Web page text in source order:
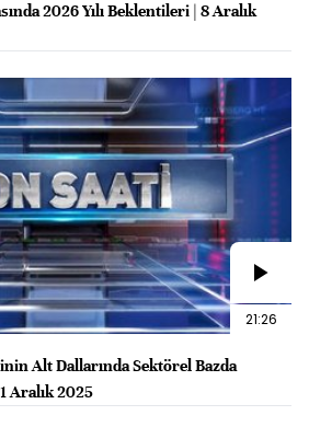
2026 Yılı Beklentileri | 8 Aralık
21:26
Alt Dallarında Sektörel Bazda
Aralık 2025